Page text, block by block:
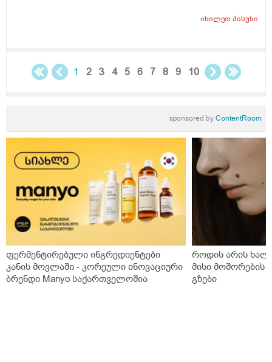
თავისით შეხორცდებაო, ახლა ვარ 28 წლის). რაიმე
საკითხზე არ გამიკეთებია. ვიცი, რომ გადამოწმებას
საჭიროებს, თუმცა მაწვს ერთი კითზვა: შესაძლოა
რისკ-ფაქტორს ქმნის თვითმფრინავი (სიმაღლე, წნევა
და ასშ), ბულის გასკდომის? ან გასკდომის შემყხვევაში
როგორ უნდა მოიქცეს ადამიანი, სამედოცონო
პუნქტში მისვლამდე.
იხილეთპასუხი
1 2 3 4 5 6 7 8 9 10
sponsored byContentRoom
ფერმენტირებული ინგრედიენტები
კანის მოვლაში - კორეული ინოვაციური
ბრენდი Manyo საქართველოშია
როდის არის
მისი მოშორების
გზები